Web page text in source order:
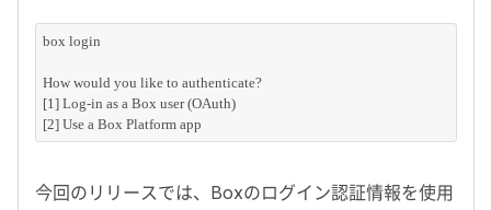
box login
How would you like to authenticate?
[1] Log-in as a Box user (OAuth)
[2] Use a Box Platform app
今回のリリースでは、 Boxのログイン認証情報を使用